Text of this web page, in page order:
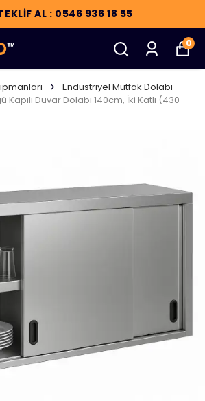
AL : 0546 936 18 55
0
Endüstriyel Mutfak Dolabı
Duvar Dolabı 140cm, İki Katlı (430